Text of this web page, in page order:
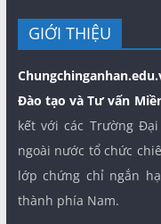
GIỚI THIỆU
Đào tạo và Tư vấn
kết với các Trường
ngoài nước tổ chức
lớp chứng chỉ ngắn
thành phía Nam.